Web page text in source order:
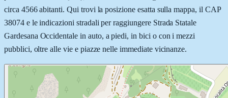
circa 4566 abitanti. Qui trovi la posizione esatta sulla mappa, il CAP
38074 e le indicazioni stradali per raggiungere Strada Statale
Gardesana Occidentale in auto, a piedi, in bici o con i mezzi
pubblici, oltre alle vie e piazze nelle immediate vicinanze.